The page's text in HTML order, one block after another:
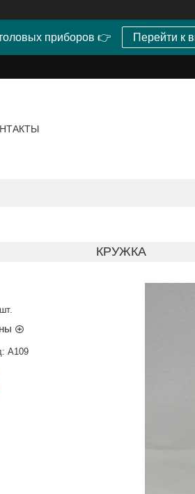
приборов 👉 Перейти к
КРУЖКА
A109